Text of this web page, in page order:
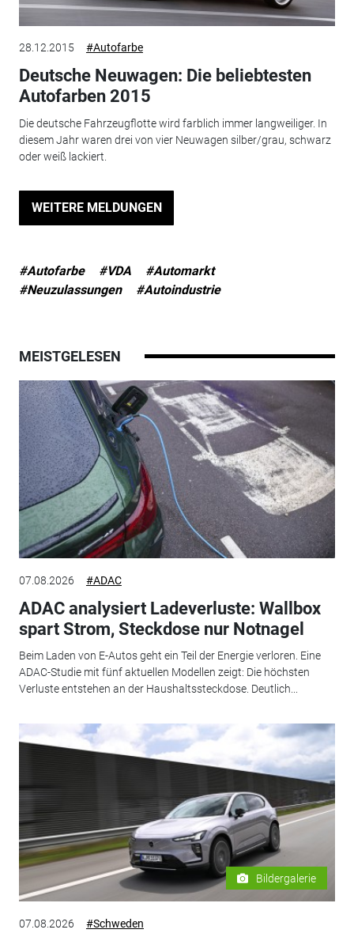
28.12.2015 #Autofarbe
Deutsche Neuwagen: Die beliebtesten
Autofarben 2015
Die deutsche Fahrzeugflotte wird farblich immer langweiliger. In
diesem Jahr waren drei von vier Neuwagen silber/grau, schwarz
oder weiß lackiert.
WEITERE MELDUNGEN
#Autofarbe #VDA
#Automarkt
#Neuzulassungen
#Autoindustrie
MEISTGELESEN
07.08.2026 #ADAC
ADAC analysiert Ladeverluste: Wallbox
spart Strom, Steckdose nur Notnagel
Beim Laden von E-Autos geht ein Teil der Energie verloren. Eine
ADAC-Studie mit fünf aktuellen Modellen zeigt: Die höchsten
Verluste entstehen an der Haushaltssteckdose. Deutlich...
Bildergalerie
07.08.2026 #Schweden